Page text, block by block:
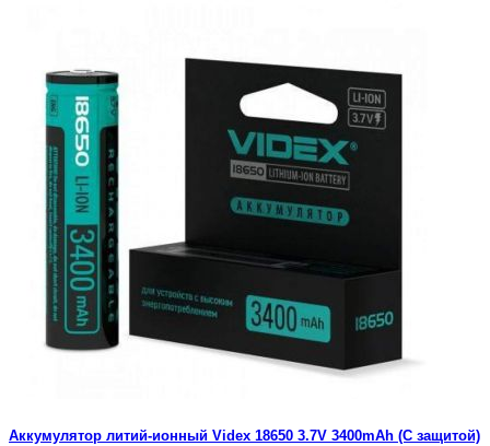
Аккумулятор литий-ионный Videx 18650 3.7V 3400mAh (С защитой)